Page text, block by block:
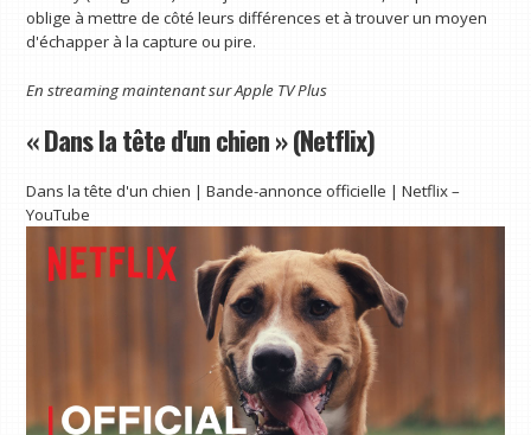
oblige à mettre de côté leurs différences et à trouver un moyen
d'échapper à la capture ou pire.
En streaming maintenant surApple TV Plus
« Dans la tête d'un chien » (Netflix)
Dans la tête d'un chien | Bande-annonce officielle | Netflix –
YouTube